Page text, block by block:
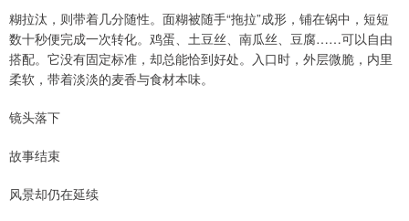
糊拉汰，则带着几分随性。面糊被随手“拖拉”成形，铺在锅中，短短
数十秒便完成一次转化。鸡蛋、土豆丝、南瓜丝、豆腐……可以自由
搭配。它没有固定标准，却总能恰到好处。入口时，外层微脆，内里
柔软，带着淡淡的麦香与食材本味。
镜头落下
故事结束
风景却仍在延续